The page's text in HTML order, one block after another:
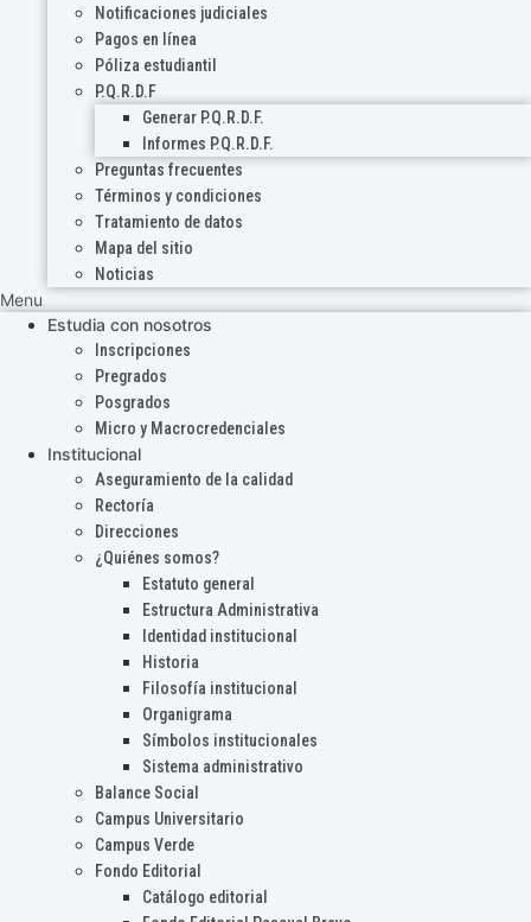
Notificaciones judiciales
Pagos en línea
Póliza estudiantil
P.Q.R.D.F
Generar P.Q.R.D.F.
Informes P.Q.R.D.F.
Preguntas frecuentes
Términos y condiciones
Tratamiento de datos
Mapa del sitio
Noticias
Menu
Estudia con nosotros
Inscripciones
Pregrados
Posgrados
Micro y Macrocredenciales
Institucional
Aseguramiento de la calidad
Rectoría
Direcciones
¿Quiénes somos?
Estatuto general
Estructura Administrativa
Identidad institucional
Historia
Filosofía institucional
Organigrama
Símbolos institucionales
Sistema administrativo
Balance Social
Campus Universitario
Campus Verde
Fondo Editorial
Catálogo editorial